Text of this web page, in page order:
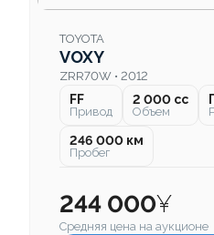
TOYOTA
VOXY
ZRR70W • 2012
FF
Привод
2 000 cc
Объем
246 000 км
Пробег
244 000¥
Средняя цена на аукционе